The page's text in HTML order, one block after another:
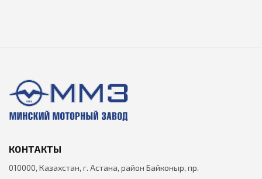
КОНТАКТЫ
010000, Казахстан, г. Астана, район Байконыр, пр.